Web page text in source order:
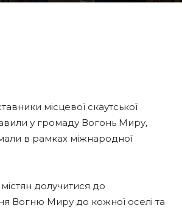
місцевої скаутської
у громаду Вогонь Миру,
в рамках міжнародної
долучитися до
Вогню Миру до кожної оселі та